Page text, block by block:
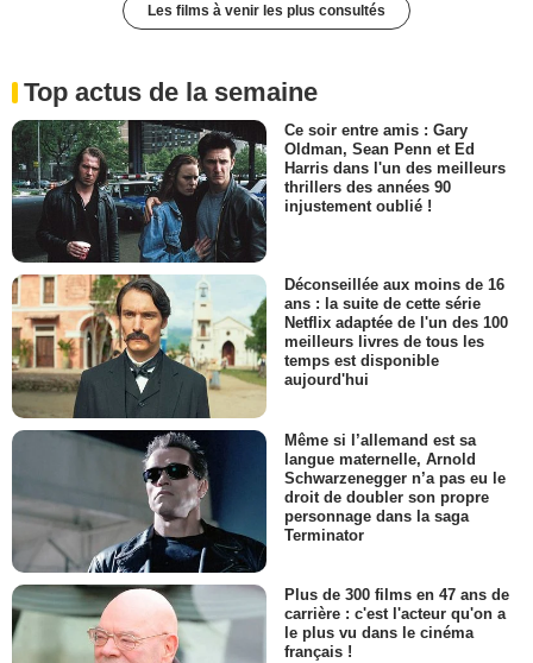
Les films à venir les plus consultés
Top actus de la semaine
Ce soir entre amis : Gary
Oldman, Sean Penn et Ed
Harris dans l'un des meilleurs
thrillers des années 90
injustement oublié !
Déconseillée aux moins de 16
ans : la suite de cette série
Netflix adaptée de l'un des 100
meilleurs livres de tous les
temps est disponible
aujourd'hui
Même si l’allemand est sa
langue maternelle, Arnold
Schwarzenegger n’a pas eu le
droit de doubler son propre
personnage dans la saga
Terminator
Plus de 300 films en 47 ans de
carrière : c'est l'acteur qu'on a
le plus vu dans le cinéma
français !